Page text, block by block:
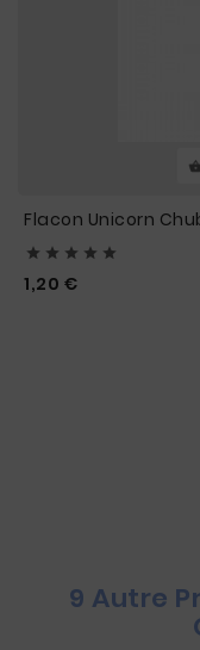
Flacon Unicorn
    
1,20 €
9 Autre